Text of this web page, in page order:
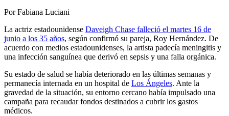
Por Fabiana Luciani
La actriz estadounidense Daveigh Chase falleció el martes 16 de
junio a los 35 años, según confirmó su pareja, Roy Hernández. De
acuerdo con medios estadounidenses, la artista padecía meningitis y
una infección sanguínea que derivó en sepsis y una falla orgánica.
Su estado de salud se había deteriorado en las últimas semanas y
permanecía internada en un hospital de Los Ángeles. Ante la
gravedad de la situación, su entorno cercano había impulsado una
campaña para recaudar fondos destinados a cubrir los gastos
médicos.